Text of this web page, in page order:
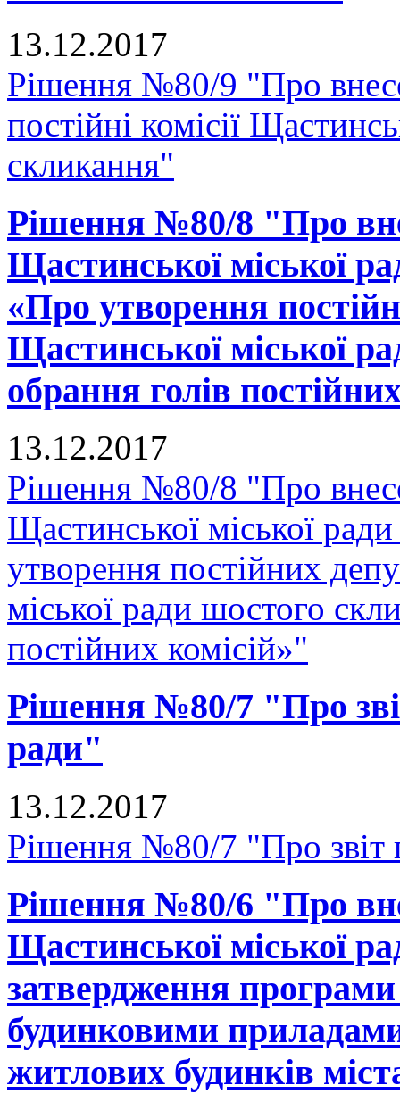
13.12.2017
Рішення №80/9 "Про
постійні комісії
скликання"
Рішення №80/8 "Про
Щастинської міської
«Про утворення
Щастинської міської
обрання голів
13.12.2017
Рішення №80/8 "Про
Щастинської міської
утворення постійних
міської ради шостого
постійних комісій»"
Рішення №80/7 "Про
ради"
13.12.2017
Рішення №80/7 "Про звіт
Рішення №80/6 "Про
Щастинської міської
затвердження
будинковими приладами
житлових будинків